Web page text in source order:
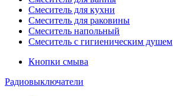
Смеситель для кухни
Смеситель для раковины
Смеситель напольный
Смеситель с гигиеническим душем
Кнопки смыва
Радиовыключатели